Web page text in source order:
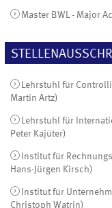
Master BWL - Major
Lehrstuhl für
Martin Artz)
Lehrstuhl für
Peter Kajüter)
Institut für
Hans-Jürgen Kirsch)
Institut für
Christoph Watrin)